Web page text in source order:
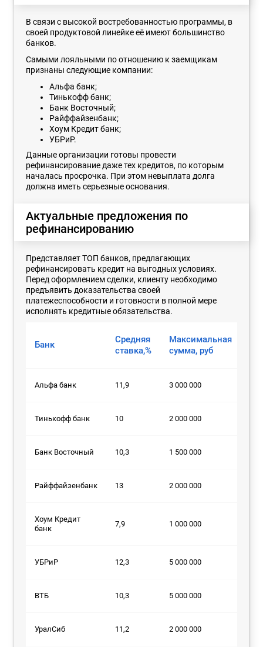
В связи с высокой востребованностью программы, в
своей продуктовой линейке её имеют большинство
банков.
Самыми лояльными по отношению к заемщикам
признаны следующие компании:
Альфа банк;
Тинькофф банк;
Банк Восточный;
Райффайзенбанк;
Хоум Кредит банк;
УБРиР.
Данные организации готовы провести
рефинансирование даже тех кредитов, по которым
началась просрочка. При этом невыплата долга
должна иметь серьезные основания.
Актуальные предложения по
рефинансированию
Представляет ТОП банков, предлагающих
рефинансировать кредит на выгодных условиях.
Перед оформлением сделки, клиенту необходимо
предъявить доказательства своей
платежеспособности и готовности в полной мере
исполнять кредитные обязательства.
Банк
Средняя
ставка,%
Максимальная
сумма, руб
Альфа банк 11,9 3 000 000
Тинькофф банк 10 2 000 000
Банк Восточный 10,3 1 500 000
Райффайзенбанк 13 2 000 000
Хоум Кредит
банк
7,9 1 000 000
УБРиР 12,3 5 000 000
ВТБ 10,3 5 000 000
УралСиб 11,2 2 000 000